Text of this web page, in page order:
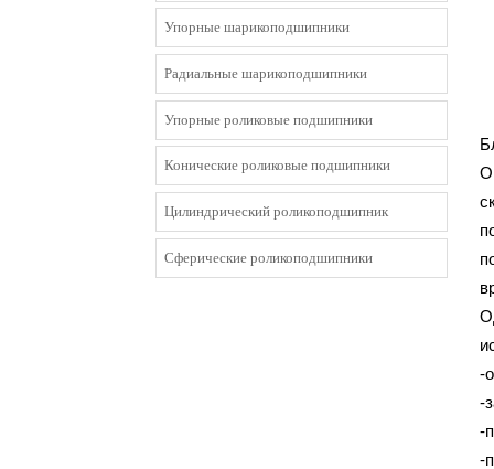
Упорные шарикоподшипники
Радиальные шарикоподшипники
Упорные роликовые подшипники
Конические роликовые подшипники
Цилиндрический роликоподшипник
Сферические роликоподшипники
-
-
-
-